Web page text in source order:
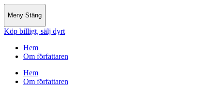
Meny Stäng
Köp billigt, sälj dyrt
Hem
Om författaren
Hem
Om författaren